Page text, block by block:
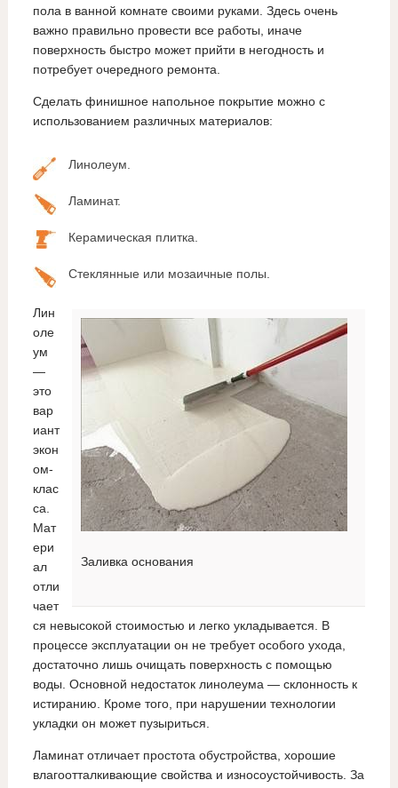
пола в ванной комнате своими руками. Здесь очень
важно правильно провести все работы, иначе
поверхность быстро может прийти в негодность и
потребует очередного ремонта.
Сделать финишное напольное покрытие можно с
использованием различных материалов:
Линолеум.
Ламинат.
Керамическая плитка.
Стеклянные или мозаичные полы.
Заливка основания
Лин
оле
ум
—
это
вар
иант
экон
ом-
клас
са.
Мат
ери
ал
отли
чает
ся невысокой стоимостью и легко укладывается. В
процессе эксплуатации он не требует особого ухода,
достаточно лишь очищать поверхность с помощью
воды. Основной недостаток линолеума — склонность к
истиранию. Кроме того, при нарушении технологии
укладки он может пузыриться.
Ламинат отличает простота обустройства, хорошие
влагоотталкивающие свойства и износоустойчивость. За